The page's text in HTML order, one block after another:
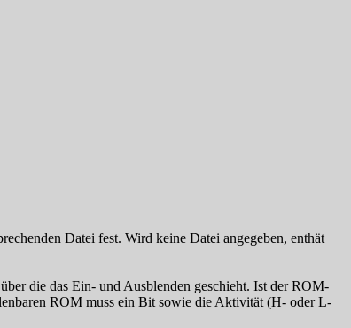
Datei fest. Wird keine Datei angegeben, enthät
die das Ein- und Ausblenden geschieht. Ist der ROM-
ROM muss ein Bit sowie die Aktivität (H- oder L-